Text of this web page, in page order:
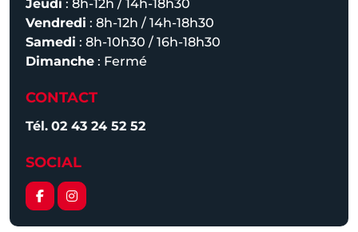
Jeudi : 8h-12h / 14h-18h30
Vendredi : 8h-12h / 14h-18h30
Samedi : 8h-10h30 / 16h-18h30
Dimanche : Fermé
CONTACT
Tél. 02 43 24 52 52
SOCIAL